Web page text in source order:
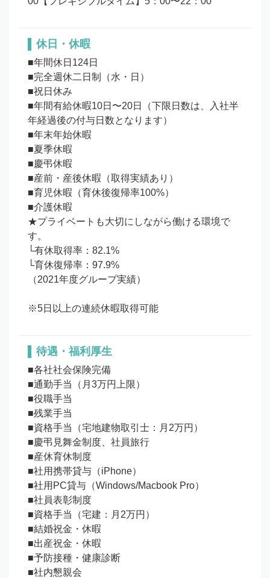
休日・休暇
■年間休日124日
■完全週休二日制（水・日）
■祝日休み
■年間有給休暇10日〜20日（下限日数は、入社半
年経過後の付与日数となります）
■年末年始休暇
■夏季休暇
■慶弔休暇
■産前・産後休暇（取得実績あり）
■育児休暇（育休後復帰率100%）
■介護休暇
★プライベートも大切にしながら働ける環境で
す。
└有休取得率：82.1%
└育休復帰率：97.9%
（2021年度グループ実績）
待遇・福利厚生
■各社社会保険完備
■通勤手当（月3万円上限）
■役職手当
■残業手当
■資格手当（宅地建物取引士：月2万円）
■慶弔見舞金制度、社員旅行
■産休育休制度
■社用携帯貸与（iPhone）
■社用PC貸与（Windows/Macbook Pro）
■社員表彰制度
■資格手当（宅建：月2万円）
■結婚祝金・休暇
■出産祝金・休暇
■予防接種・健康診断
■社内懇親会